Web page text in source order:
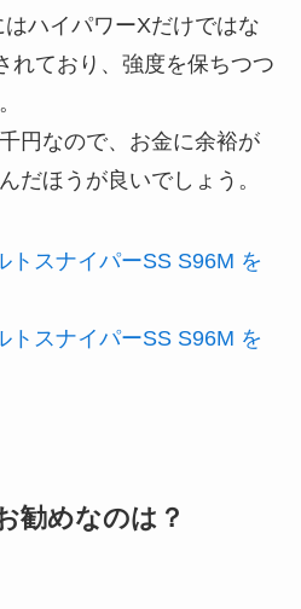
ハイパワーXだけではな
れており、強度を保ちつつ
円なので、お金に余裕が
だほうが良いでしょう。
トスナイパーSS S96M を
トスナイパーSS S96M を
勧めなのは？